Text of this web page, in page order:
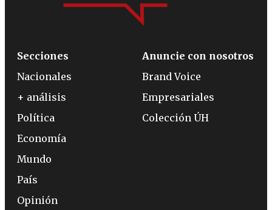
Secciones
Nacionales
+ análisis
Política
Economía
Mundo
País
Opinión
Anuncie con nosotros
Brand Voice
Empresariales
Colección ÚH